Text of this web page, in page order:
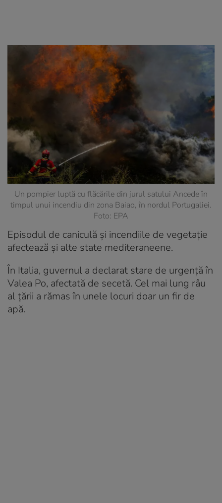
Un pompier luptă cu flăcările din jurul satului Ancede în
timpul unui incendiu din zona Baiao, în nordul Portugaliei.
Foto: EPA
Episodul de caniculă și incendiile de vegetație
afectează și alte state mediteraneene.
În Italia, guvernul a declarat stare de urgență în
Valea Po, afectată de secetă. Cel mai lung râu
al țării a rămas în unele locuri doar un fir de
apă.